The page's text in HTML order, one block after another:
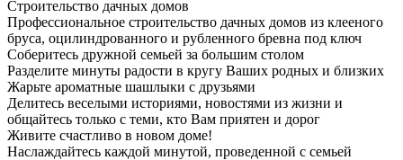
Строительство дачных домов
Профессиональное строительство дачных домов из клееного
бруса, оцилиндрованного и рубленного бревна под ключ
Соберитесь дружной семьей за большим столом
Разделите минуты радости в кругу Ваших родных и близких
Жарьте ароматные шашлыки с друзьями
Делитесь веселыми историями, новостями из жизни и
общайтесь только с теми, кто Вам приятен и дорог
Живите счастливо в новом доме!
Наслаждайтесь каждой минутой, проведенной с семьей